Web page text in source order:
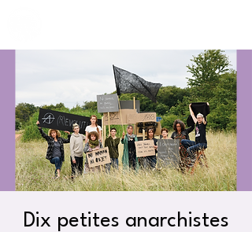
Dix petites anarchistes